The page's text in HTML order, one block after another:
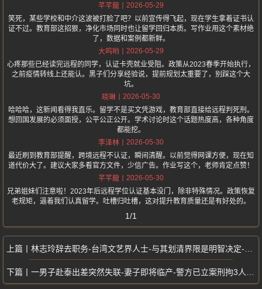
芊芊龍
2026-05-29
笑死，某些学校和中介这波被打脸了吧？以前宣传得飞起，现在学生拿着证书认
证不过。教育部这招狠，净化市场同时也让留学回归本质。写作业用这个素材绝
了，数据和案例都新鲜。
大呜哟
2026-05-29
心疼那些已经读完远程的同学，认证卡壳就业受阻。政策从2023春季开始执行，
之前疫情转线上还能认。黑子们分享经验说，提前规划太重要了，别踩这个大
坑。
晓琳
2026-05-30
哈哈哈，这新闻看得我直乐。留学不是买文凭游戏，教育部直接给远程判死刑。
想回国发展的必须面授，公平公正公开。学术讨论时这个话题热度高，各种角度
都能挖。
李泽林
2026-05-30
最近刷到教育部提醒，跨境远程不认证，瞬间清醒。以前觉得网课方便，现在知
道代价大了。建议大家多看官方文件，少信广告。作业写这个，老师肯定点赞！
芊芊龍
2026-05-30
兄弟姐妹们注意啦！2023年后远程学位认证基本没门，除非特殊情况。政策恢复
老规矩，逼着我们认真留学。吐槽归吐槽，这对提升教育质量还是有好处的。
1/1
林志玲辞去职务-台湾文艺界人士-与其划清界限是明智决定-国台办明智决定
一男子赴泰出差突然失联-妻子即将临产-警方已立案刑拘3人-家属痛哭